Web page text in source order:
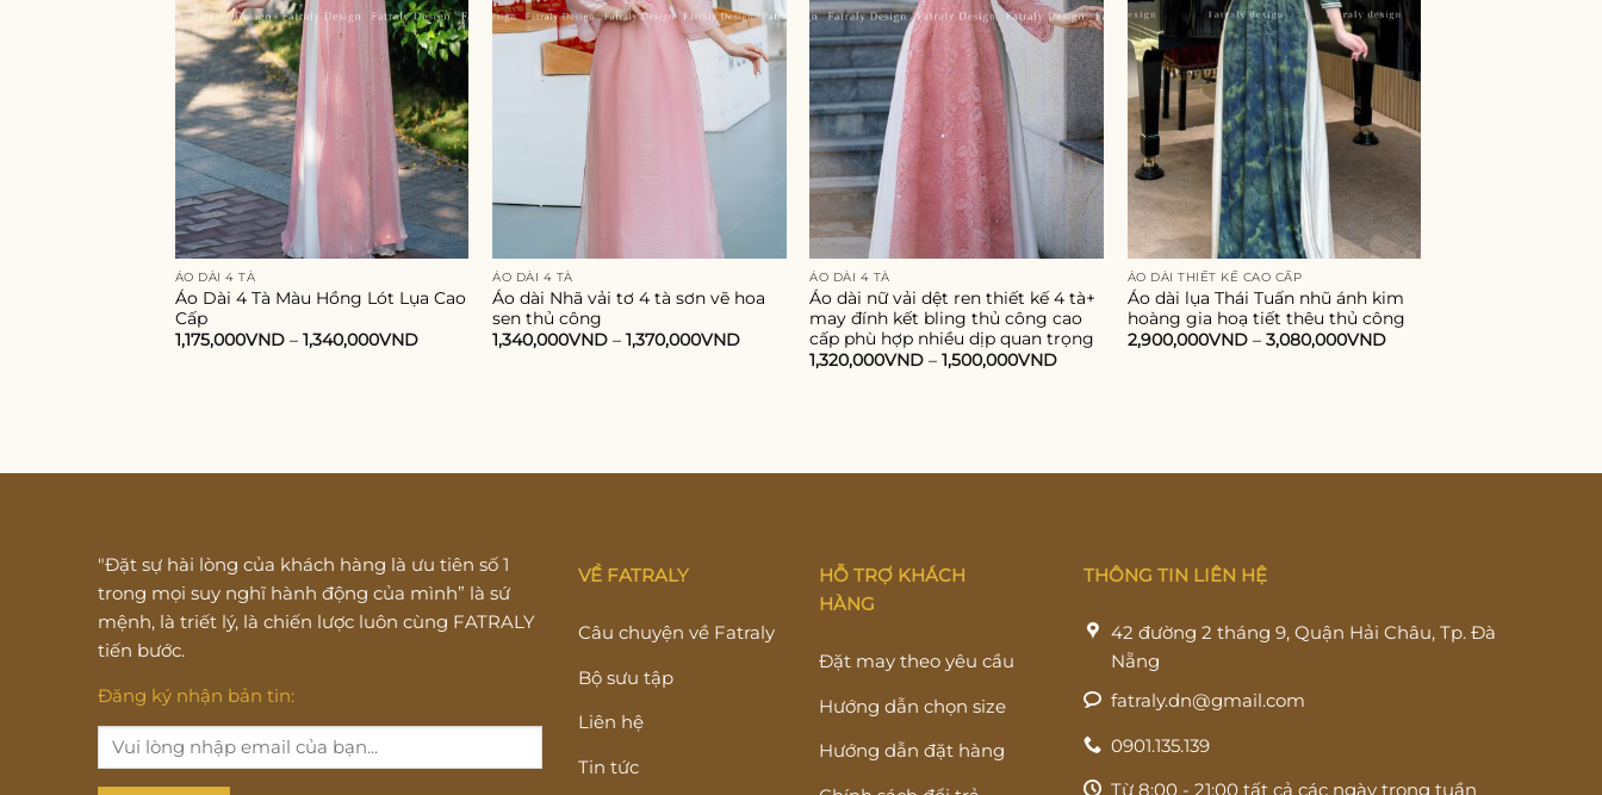
ÁO DÀI 4 TÀ
Áo Dài 4 Tà Màu Hồng Lót Lụa Cao
Cấp
1,175,000VND– 1,340,000VND
ÁO DÀI 4 TÀ
Áo dài Nhã vải tơ 4 tà sơn vẽ hoa
sen thủ công
1,340,000VND –1,370,000VND
ÁO DÀI 4 TÀ
Áo dài nữ vải dệt ren thiết kế 4 tà+
may đính kết bling thủ công cao
cấp phù hợp nhiều dịp quan trọng
1,320,000VND –1,500,000VND
ÁO DÀI THIẾT KẾ CAO CẤP
Áo dài lụa Thái Tuấn nhũ ánh kim
hoàng gia hoạ tiết thêu thủ công
2,900,000VND– 3,080,000VND
"Đặt sự hài lòng của khách hàng là ưu tiên số 1
trong mọi suy nghĩ hành động của mình” là sứ
mệnh, là triết lý, là chiến lược luôn cùng FATRALY
tiến bước.
Đăng ký nhận bản tin:
VỀ FATRALY
Câu chuyện về Fatraly
Bộ sưu tập
Liên hệ
Tin tức
HỖ TRỢ KHÁCH
HÀNG
Đặt may theo yêu cầu
Hướng dẫn chọn size
Hướng dẫn đặt hàng
THÔNG TIN LIÊN HỆ
42 đường 2 tháng 9, Quận Hải Châu, Tp. Đà
Nẵng
fatraly.dn@gmail.com
0901.135.139
Từ 8:00 - 21:00 tất cả các ngày trong tuần